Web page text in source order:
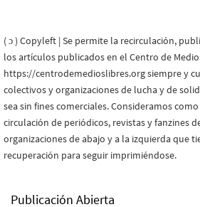
( ɔ ) Copyleft | Se permite la recirculación,
los artículos publicados en el Centro de
https://centrodemedioslibres.org siempre y
colectivos y organizaciones de lucha y de
sea sin fines comerciales. Consideramos
circulación de periódicos, revistas y fanzines
organizaciones de abajo y a la izquierda que
recuperación para seguir imprimiéndose.
Publicación Abierta